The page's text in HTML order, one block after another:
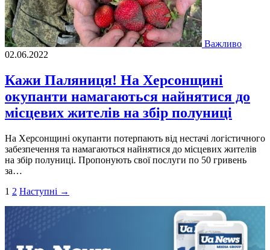
Важливо
02.06.2022
Кажи Паляниця! На Херсонщині
окупанти намагаються найнятися до
місцевих жителів на збір полуниці
На Херсонщині окупанти потерпають від нестачі логістичного
забезпечення та намагаються найнятися до місцевих жителів
на збір полуниці. Пропонують свої послуги по 50 гривень
за…
Пагінація
записів
1 2 Наступні →